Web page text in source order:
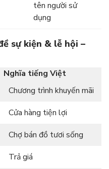
tên người sử
dụng
sự kiện & lễ hội –
Nghĩa tiếng Việt
Chương trình khuyến mãi
Cửa hàng tiện lợi
Chợ bán đồ tươi sống
Trả giá